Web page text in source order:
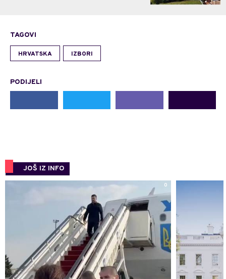
TAGOVI
HRVATSKA IZBORI
PODIJELI
JOŠ IZ INFO
0